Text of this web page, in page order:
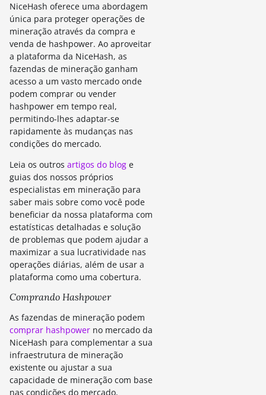
NiceHash oferece uma abordagem
única para proteger operações de
mineração através da compra e
venda de hashpower. Ao aproveitar
a plataforma da NiceHash, as
fazendas de mineração ganham
acesso a um vasto mercado onde
podem comprar ou vender
hashpower em tempo real,
permitindo-lhes adaptar-se
rapidamente às mudanças nas
condições do mercado.
Leia os outros artigos do blog e
guias dos nossos próprios
especialistas em mineração para
saber mais sobre como você pode
beneficiar da nossa plataforma com
estatísticas detalhadas e solução
de problemas que podem ajudar a
maximizar a sua lucratividade nas
operações diárias, além de usar a
plataforma como uma cobertura.
Comprando Hashpower
As fazendas de mineração podem
comprar hashpower no mercado da
NiceHash para complementar a sua
infraestrutura de mineração
existente ou ajustar a sua
capacidade de mineração com base
nas condições do mercado.